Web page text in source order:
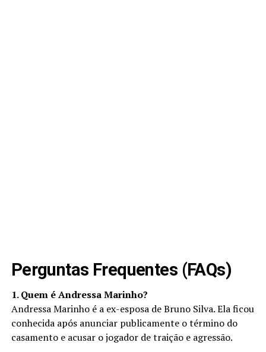
Perguntas Frequentes (FAQs)
1. Quem é Andressa Marinho?
Andressa Marinho é a ex-esposa de Bruno Silva. Ela ficou
conhecida após anunciar publicamente o término do
casamento e acusar o jogador de traição e agressão.